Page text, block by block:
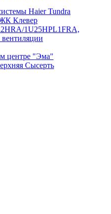
Haier Tundra
Клевер
1U25HPL1FRA,
центре "Эма"
Сысерть